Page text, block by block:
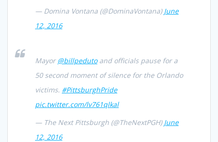
— Domina Vontana (@DominaVontana) June
12, 2016
Mayor @billpedutoand officials pause for a
50 second moment of silence for the Orlando
victims. #PittsburghPride
pic.twitter.com/lv761qlkal
— The Next Pittsburgh (@TheNextPGH) June
12, 2016